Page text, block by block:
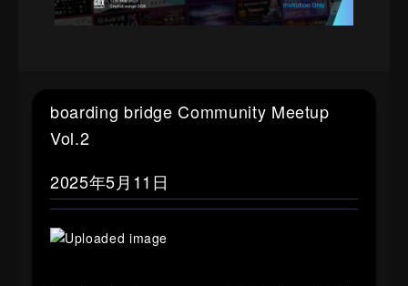
boarding bridge Community Meetup
Vol.2
2025年5月11日